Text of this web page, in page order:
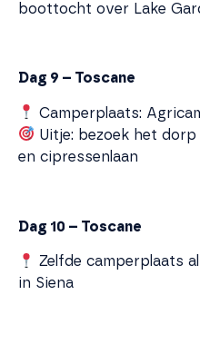
boottocht over Lake
Dag 9 – Toscane
Camperplaats:
Uitje: bezoek het
en cipressenlaan
Dag 10 – Toscane
Zelfde camperplaats
in Siena